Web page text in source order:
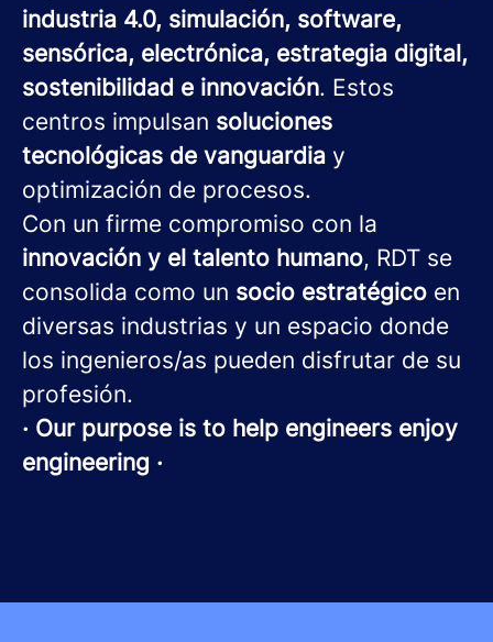
industria 4.0, simulación, software,
sensórica, electrónica, estrategia digital,
sostenibilidad e innovación. Estos
centros impulsan soluciones
tecnológicas de vanguardia y
optimización de procesos.
Con un firme compromiso con la
innovación y el talento humano, RDT se
consolida como un socio estratégico en
diversas industrias y un espacio donde
los ingenieros/as pueden disfrutar de su
profesión.
· Our purpose is to help engineers enjoy
engineering ·